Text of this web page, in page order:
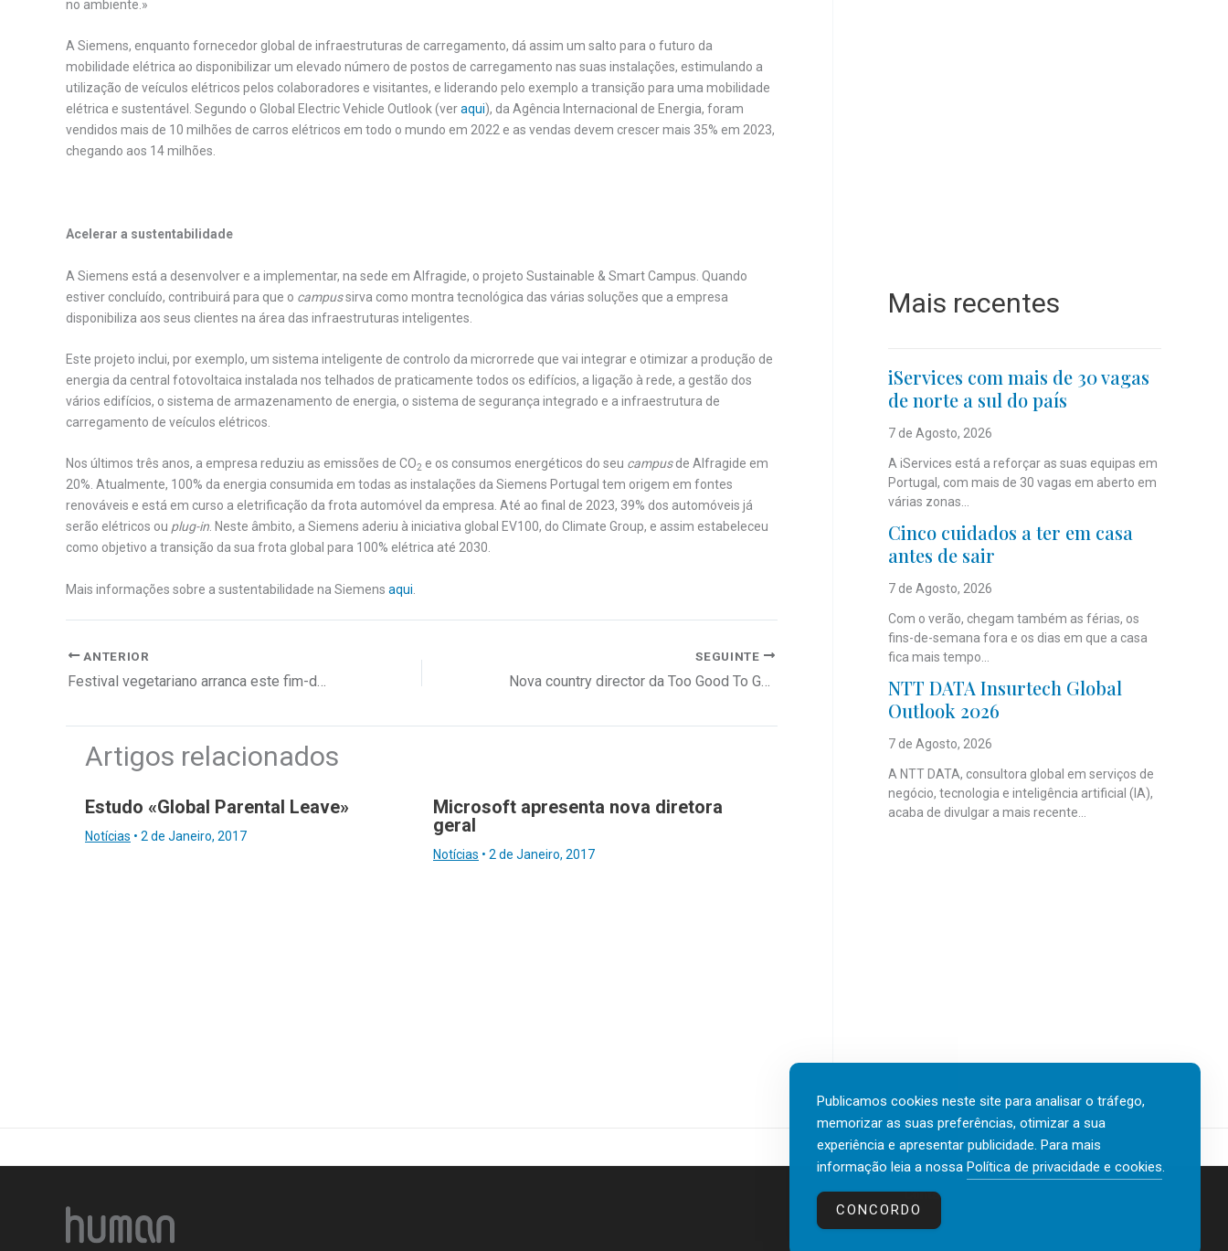
no ambiente.»
A Siemens, enquanto fornecedor global de infraestruturas de carregamento, dá assim um salto para o futuro da
mobilidade elétrica ao disponibilizar um elevado número de postos de carregamento nas suas instalações, estimulando a
utilização de veículos elétricos pelos colaboradores e visitantes, e liderando pelo exemplo a transição para uma mobilidade
elétrica e sustentável. Segundo o Global Electric Vehicle Outlook (veraqui), da Agência Internacional de Energia, foram
vendidos mais de 10 milhões de carros elétricos em todo o mundo em 2022 e as vendas devem crescer mais 35% em 2023,
chegando aos 14 milhões.
Acelerar a sustentabilidade
A Siemens está a desenvolver e a implementar, na sede em Alfragide, o projeto Sustainable & Smart Campus. Quando
estiver concluído, contribuirá para que o campussirva como montra tecnológica das várias soluções que a empresa
disponibiliza aos seus clientes na área das infraestruturas inteligentes.
Este projeto inclui, por exemplo, um sistema inteligente de controlo da microrrede que vai integrar e otimizar a produção de
energia da central fotovoltaica instalada nos telhados de praticamente todos os edifícios, a ligação à rede, a gestão dos
vários edifícios, o sistema de armazenamento de energia, o sistema de segurança integrado e a infraestrutura de
carregamento de veículos elétricos.
Nos últimos três anos, a empresa reduziu as emissões de CO2 e os consumos energéticos do seu campusde Alfragide em
20%. Atualmente, 100% da energia consumida em todas as instalações da Siemens Portugal tem origem em fontes
renováveis e está em curso a eletrificação da frota automóvel da empresa. Até ao final de 2023, 39% dos automóveis já
serão elétricos ou plug-in. Neste âmbito, a Siemens aderiu à iniciativa global EV100, do Climate Group, e assim estabeleceu
como objetivo a transição da sua frota global para 100% elétrica até 2030.
Mais informações sobre a sustentabilidade na Siemens aqui
ANTERIOR
Festival vegetariano arranca este fim-de-semana
SEGUINTE
Nova country director da Too Good To Go em Portugal
Artigos relacionados
Estudo «Global Parental Leave»
Notícias • 2 de Janeiro, 2017
Microsoft apresenta nova diretora
geral
Notícias • 2 de Janeiro, 2017
Mais recentes
iServices com mais de 30 vagas
de norte a sul do país
7 de Agosto, 2026
A iServices está a reforçar as suas equipas em
Portugal, com mais de 30 vagas em aberto em
várias zonas...
Cinco cuidados a ter em casa
antes de sair
7 de Agosto, 2026
Com o verão, chegam também as férias, os
fins-de-semana fora e os dias em que a casa
fica mais tempo...
NTT DATA Insurtech Global
Outlook 2026
7 de Agosto, 2026
A NTT DATA, consultora global em serviços de
negócio, tecnologia e inteligência artificial (IA),
acaba de divulgar a mais recente...
Contactos
Publicamos cookies neste site para analisar o tráfego,
memorizar as suas preferências, otimizar a sua
experiência e apresentar publicidade. Para mais
informação leia a nossa Política de privacidade e cookies.
CONCORDO